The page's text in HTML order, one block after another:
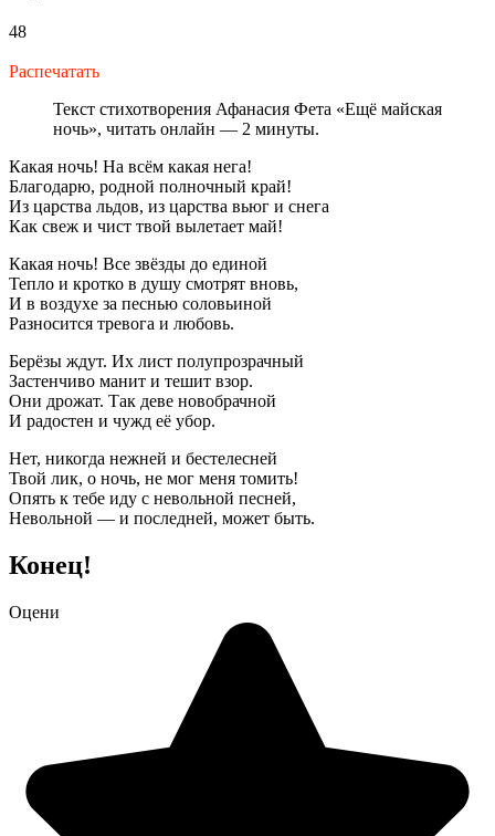
48
Распечатать
Текст стихотворения Афанасия Фета «Ещё майская
ночь», читать онлайн — 2 минуты.
Какая ночь! На всём какая нега!
Благодарю, родной полночный край!
Из царства льдов, из царства вьюг и снега
Как свеж и чист твой вылетает май!
Какая ночь! Все звёзды до единой
Тепло и кротко в душу смотрят вновь,
И в воздухе за песнью соловьиной
Разносится тревога и любовь.
Берёзы ждут. Их лист полупрозрачный
Застенчиво манит и тешит взор.
Они дрожат. Так деве новобрачной
И радостен и чужд её убор.
Нет, никогда нежней и бестелесней
Твой лик, о ночь, не мог меня томить!
Опять к тебе иду с невольной песней,
Невольной — и последней, может быть.
Конец!
Оцени